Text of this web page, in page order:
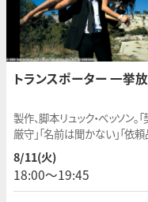
トランスポーター 一挙
製作、脚本リュック・べッソン。
厳守」「名前は聞かない」「依
開けない」プロの運び屋をジェ
ン・ステイサムが演じた人気サス
ンス・アクション第1作。
8/11(火)
18:00〜19:45